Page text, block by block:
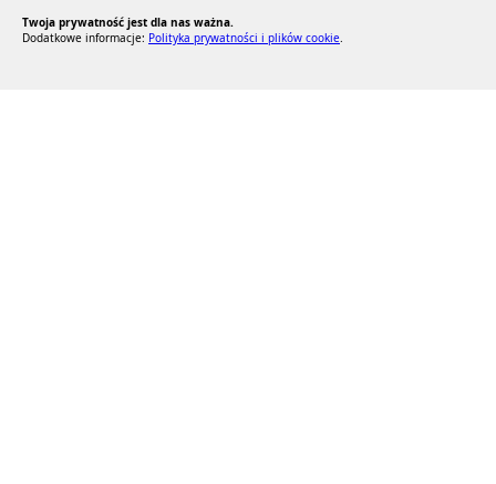
Twoja prywatność jest dla nas ważna.
Dodatkowe informacje: Polityka prywatności i plików cookie